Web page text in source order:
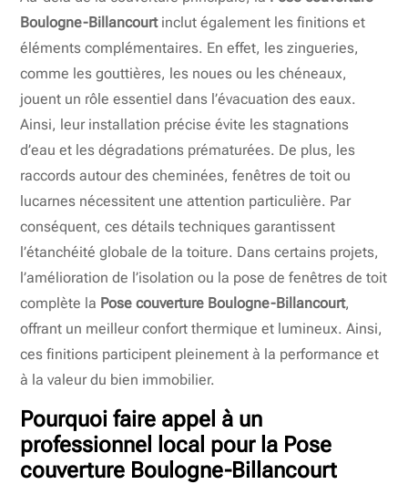
Boulogne-Billancourtinclut également les finitions et
éléments complémentaires. En effet, les zingueries,
comme les gouttières, les noues ou les chéneaux,
jouent un rôle essentiel dans l’évacuation des eaux.
Ainsi, leur installation précise évite les stagnations
d’eau et les dégradations prématurées. De plus, les
raccords autour des cheminées, fenêtres de toit ou
lucarnes nécessitent une attention particulière. Par
conséquent, ces détails techniques garantissent
l’étanchéité globale de la toiture. Dans certains projets,
l’amélioration de l’isolation ou la pose de fenêtres de toit
complète la Pose couverture Boulogne-Billancourt,
offrant un meilleur confort thermique et lumineux. Ainsi,
ces finitions participent pleinement à la performance et
à la valeur du bien immobilier.
Pourquoi faire appel à un
professionnel local pour la Pose
couverture Boulogne-Billancourt